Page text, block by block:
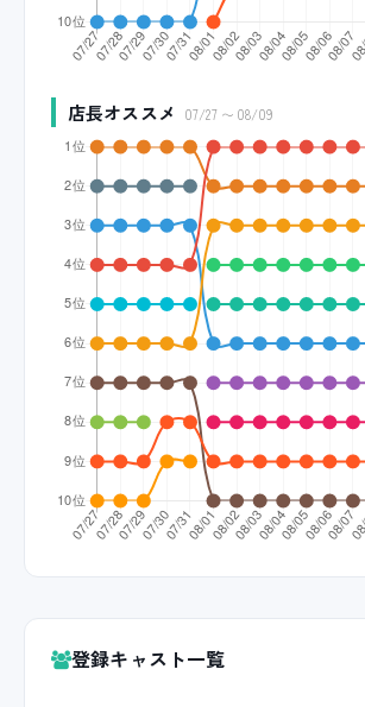
店長オススメ 07/27 〜 08/09
登録キャスト一覧